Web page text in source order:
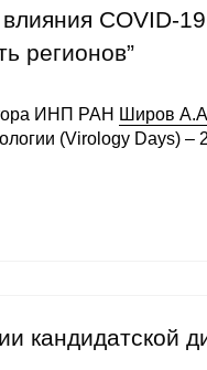
COVID-
регионов”
ИНП РАН Широв
(Virology Days) –
кандидатской